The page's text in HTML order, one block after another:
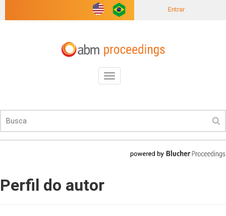
Entrar
Toggle
navigation
Perfil do autor